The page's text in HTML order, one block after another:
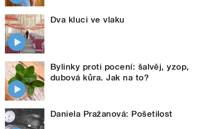
Dva kluci ve vlaku
Bylinky proti pocení: šalvěj, yzop,
dubová kůra. Jak na to?
Daniela Pražanová: Pošetilost